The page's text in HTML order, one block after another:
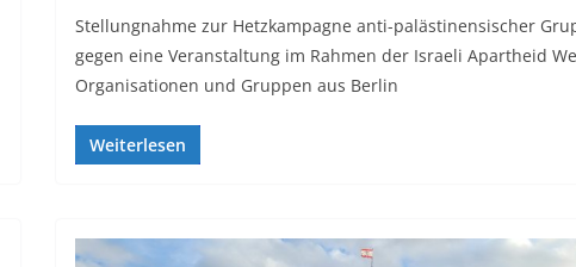
Stellungnahme zur Hetzkampagne anti-palästinensischer
gegen eine Veranstaltung im Rahmen der Israeli Apartheid
Organisationen und Gruppen aus Berlin
Weiterlesen